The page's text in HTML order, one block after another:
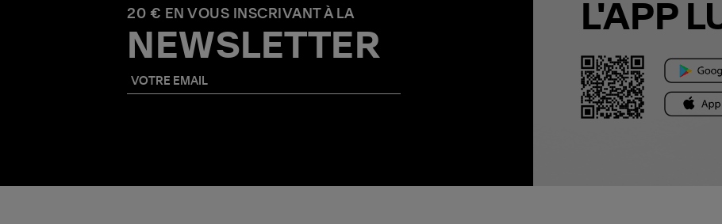
20 € EN VOUS INSCRIVANT À LA
NEWSLETTER
L'APP